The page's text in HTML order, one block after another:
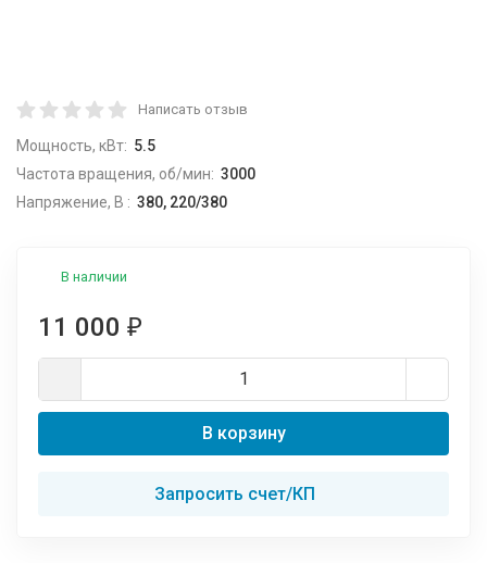
Написать отзыв
Мощность, кВт: 5.5
Частота вращения, об/мин: 3000
Напряжение, В : 380, 220/380
В наличии
11 000 ₽
В корзину
Запросить счет/КП